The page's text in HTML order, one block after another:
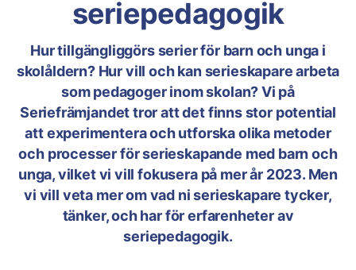
seriepedagogik
Hur tillgängliggörs serier för barn och unga i
skolåldern? Hur vill och kan serieskapare arbeta
som pedagoger inom skolan? Vi på
Seriefrämjandet tror att det finns stor potential
att experimentera och utforska olika metoder
och processer för serieskapande med barn och
unga, vilket vi vill fokusera på mer år 2023. Men
vi vill veta mer om vad ni serieskapare tycker,
tänker, och har för erfarenheter av
seriepedagogik.